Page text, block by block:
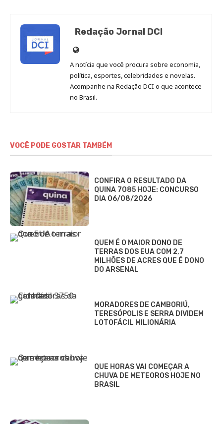
Redação Jornal DCI
Site
de
Redação
Jornal
DCI
A notícia que você procura sobre economia,
política, esportes, celebridades e novelas.
Acompanhe na Redação DCI o que acontece
no Brasil.
VOCÊ PODE GOSTAR TAMBÉM
CONFIRA O RESULTADO DA
QUINA 7085 HOJE: CONCURSO
DIA 06/08/2026
QUEM É O MAIOR DONO DE
TERRAS DOS EUA COM 2,7
MILHÕES DE ACRES QUE É DONO
DO ARSENAL
MORADORES DE CAMBORIÚ,
TERESÓPOLIS E SERRA DIVIDEM
LOTOFÁCIL MILIONÁRIA
QUE HORAS VAI COMEÇAR A
CHUVA DE METEOROS HOJE NO
BRASIL